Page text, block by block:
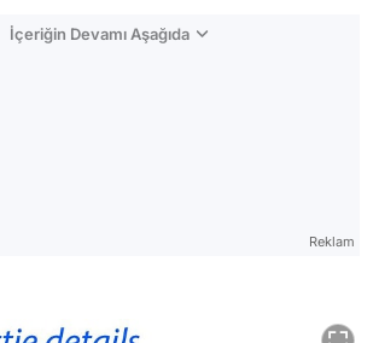
İçeriğin Devamı Aşağıda
Reklam